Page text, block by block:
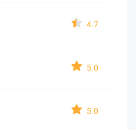
4.7
5.0
5.0